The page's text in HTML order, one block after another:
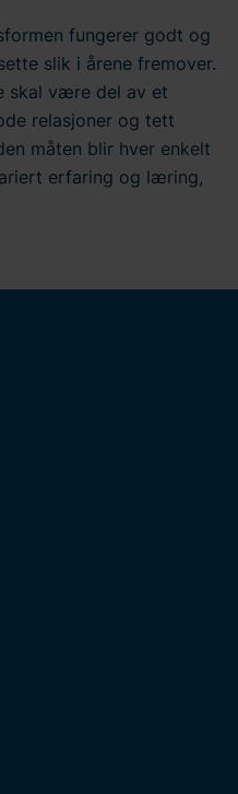
fungerer godt og
slik i årene fremover.
skal være del av et
relasjoner og tett
måten blir hver enkelt
erfaring og læring,